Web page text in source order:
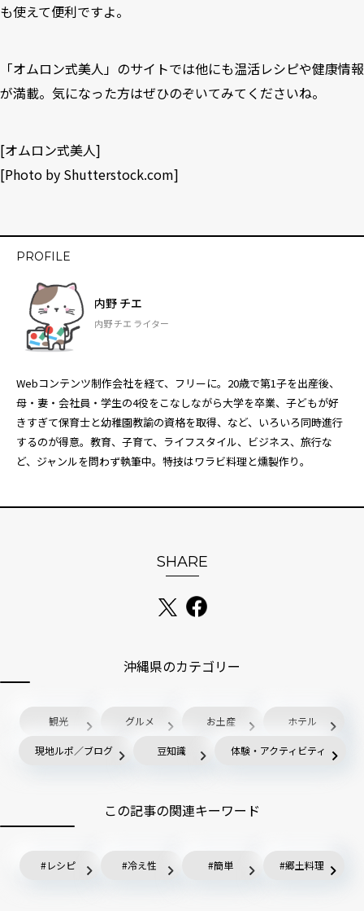
も使えて便利ですよ。
「オムロン式美人」のサイトでは他にも温活レシピや健康情報
が満載。気になった方はぜひのぞいてみてくださいね。
[オムロン式美人]
[Photo by Shutterstock.com]
PROFILE
内野 チエ
内野 チエ ライター
Webコンテンツ制作会社を経て、フリーに。20歳で第1子を出産後、
母・妻・会社員・学生の4役をこなしながら大学を卒業、子どもが好
きすぎて保育士と幼稚園教諭の資格を取得、など、いろいろ同時進行
するのが得意。教育、子育て、ライフスタイル、ビジネス、旅行な
ど、ジャンルを問わず執筆中。特技はワラビ料理と燻製作り。
SHARE
沖縄県のカテゴリー
観光 グルメ お土産 ホテル
現地ルポ／ブログ 豆知識 体験・アクティビティ
この記事の関連キーワード
レシピ 冷え性 簡単 郷土料理